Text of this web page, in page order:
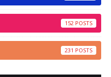
152
231